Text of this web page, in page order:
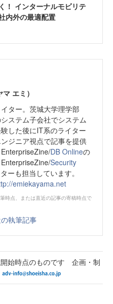
！ インターナルモビリテ
内外の最適配置
エミ）
ター。茨城大学理学部
ステム子会社でシステム
した後にIT系のライター
ジニア視点で記事を提供
DB Onlineの
Security
ーも担当しています。
emiekayama.net
時点、または直近の記事の寄稿時点で
執筆記事
開始時点のものです 企画・制